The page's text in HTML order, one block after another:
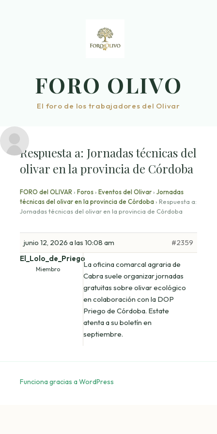
FORO OLIVO
El foro de los trabajadores del Olivar
Respuesta a: Jornadas técnicas del
olivar en la provincia de Córdoba
FORO del OLIVAR › Foros › Eventos del Olivar › Jornadas
técnicas del olivar en la provincia de Córdoba › Respuesta a:
Jornadas técnicas del olivar en la provincia de Córdoba
junio 12, 2026 a las 10:08 am
#2359
El_Lolo_de_Priego
Miembro
La oficina comarcal agraria de
Cabra suele organizar jornadas
gratuitas sobre olivar ecológico
en colaboración con la DOP
Priego de Córdoba. Estate
atenta a su boletín en
septiembre.
Funciona gracias a WordPress